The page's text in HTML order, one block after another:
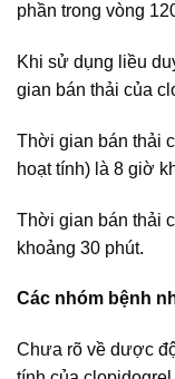
phần trong vòng
Khi sử dụng liều
gian bán thải của
Thời gian bán thải
hoạt tính) là 8 giờ
Thời gian bán thải
khoảng 30 phút.
Các nhóm bệnh
Chưa rõ về dược